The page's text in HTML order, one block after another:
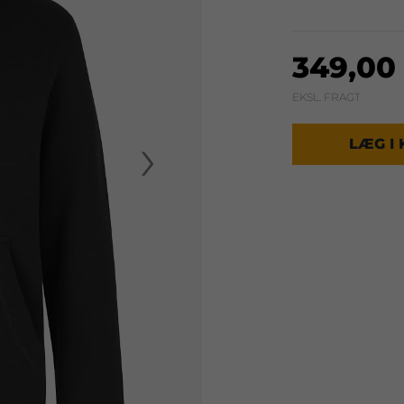
›
349,00
EKSL. FRAGT
LÆG I